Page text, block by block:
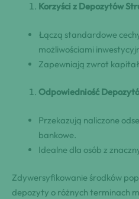
Korzyści z Depozytów
Łączą standardowe
możliwościami
Zapewniają zwrot
Odpowiedniość
Przekazują naliczone
bankowe.
Idealne dla osób z
Zdywersyfikowanie środków
depozyty o różnych terminach